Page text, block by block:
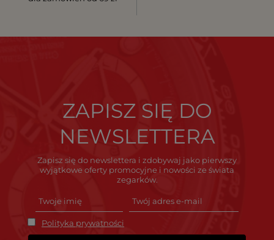
ZAPISZ SIĘ DO
NEWSLETTERA
Zapisz się do newslettera i zdobywaj jako pierwszy
wyjątkowe oferty promocyjne i nowości ze świata
zegarków.
Polityka prywatności